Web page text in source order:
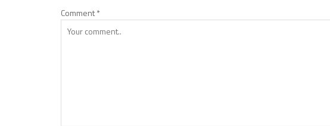
Comment*